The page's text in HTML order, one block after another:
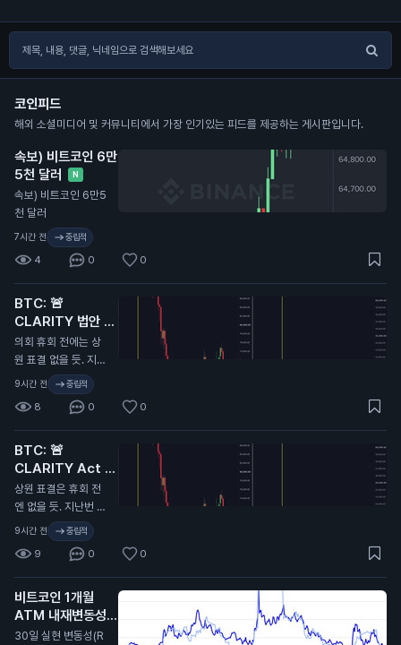
코인피드
해외 소셜미디어 및 커뮤니티에서 가장 인기있는 피드를 제공하는 게시판입니다.
속보) 비트코인 6만
5천 달러
N
속보) 비트코인 6만5
천 달러
7시간 전 중립적
4 0 0
BTC: 🚨
CLARITY 법안 또
연기...
N
의회 휴회 전에는 상
원 표결 없을 듯. 지난
번에 CLARITY 법안
이 미뤄졌을 때 비트
코인 9.7만 달러에서
6.4만 달러로 떡락했
었음. 무슨 말인지 감
오지...
9시간 전 중립적
8 0 0
BTC: 🚨
CLARITY Act 또
연기…
N
상원 표결은 휴회 전
엔 없을 듯. 지난번 C
LARITY Act가 미뤄
졌을 때 비트코인이
9.7만 달러에서 6.4
만 달러까지 떡락했었
지. 무슨 뜻인지 알
지…
9시간 전 중립적
9 0 0
비트코인 1개월
ATM 내재변동성
(IV): 32%
N
30일 실현 변동성(R